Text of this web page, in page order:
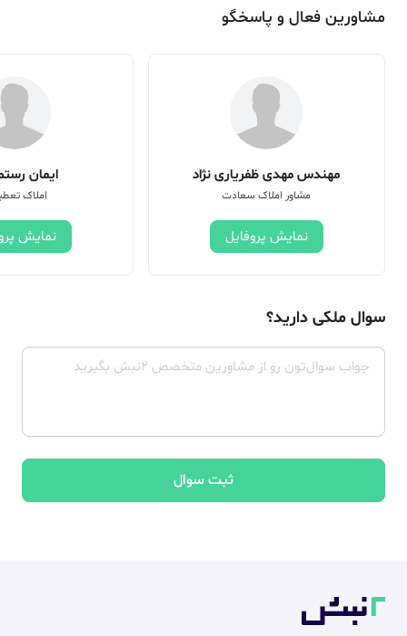
مشاورین فعال و پاسخگو
مهندس مهدی ظفریاری نژاد
مشاور املاک سعادت
نمایش پروفایل
ایمان
املاک
نمایش
سوال ملکی دارید؟
ثبت سوال